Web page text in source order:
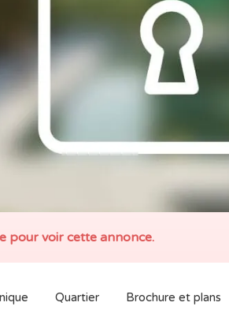
pour voir cette annonce.
Quartier Brochure et plans